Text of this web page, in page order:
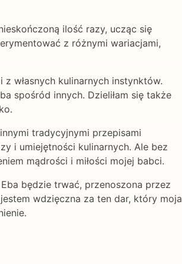
ilość razy, ucząc się
z różnymi wariacjami,
własnych kulinarnych instynktów.
spośród innych. Dzieliłam się także
tradycyjnymi przepisami
i umiejętności kulinarnych. Ale bez
mądrości i miłości mojej babci.
będzie trwać, przenoszona przez
wdzięczna za ten dar, który moja